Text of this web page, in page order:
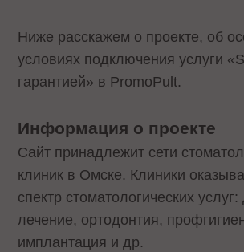
Ниже расскажем о проекте, об
условиях подключения услуги
гарантией» в PromoPult.
Информация о проекте
Сайт принадлежит сети
клиник в Омске. Клиники
спектр стоматологических услуг:
лечение, ортодонтия,
имплантация и др.